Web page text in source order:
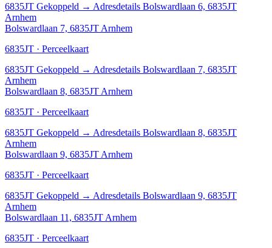
6835JT Gekoppeld → Adresdetails Bolswardlaan 6, 6835JT
Arnhem
Bolswardlaan 7, 6835JT Arnhem
6835JT · Perceelkaart
6835JT Gekoppeld → Adresdetails Bolswardlaan 7, 6835JT
Arnhem
Bolswardlaan 8, 6835JT Arnhem
6835JT · Perceelkaart
6835JT Gekoppeld → Adresdetails Bolswardlaan 8, 6835JT
Arnhem
Bolswardlaan 9, 6835JT Arnhem
6835JT · Perceelkaart
6835JT Gekoppeld → Adresdetails Bolswardlaan 9, 6835JT
Arnhem
Bolswardlaan 11, 6835JT Arnhem
6835JT · Perceelkaart